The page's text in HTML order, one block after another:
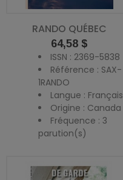
RANDO QUÉBEC
Prix
64,58 $
ISSN : 2369-5838
Référence : SAX-
1RANDO
Langue : Français
Origine : Canada
Fréquence : 3
parution(s)